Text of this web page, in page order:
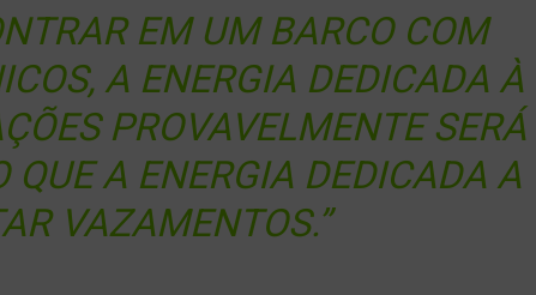
EM UM BARCO COM
A ENERGIA DEDICADA À
PROVAVELMENTE SERÁ
QUE A ENERGIA DEDICADA A
VAZAMENTOS.”